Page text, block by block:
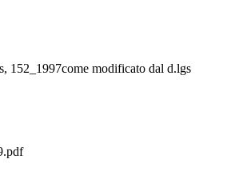
152_1997come modificato dal d.lgs